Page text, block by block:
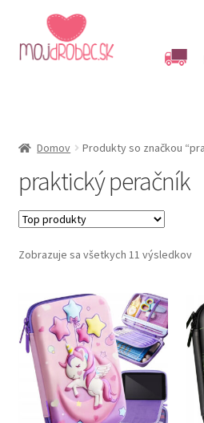
Preskočiť
na
navigáciu
Preskočiť
na
obsah
Podľa veku
Kategórie produktov
Dôležité informácie
Domov Produkty so značkou
praktický peračník
Zobrazuje sa všetkych 11 výsledkov